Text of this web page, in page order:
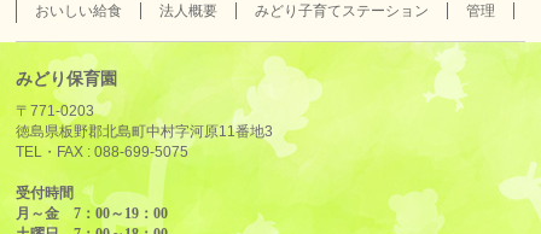
おいしい給食
法人概要 みどり子育てステーション 管理
みどり保育園
〒771-0203
徳島県板野郡北島町中村字河原11番地3
TEL・FAX :088-699-5075
受付時間
月～金 7：00～19：00